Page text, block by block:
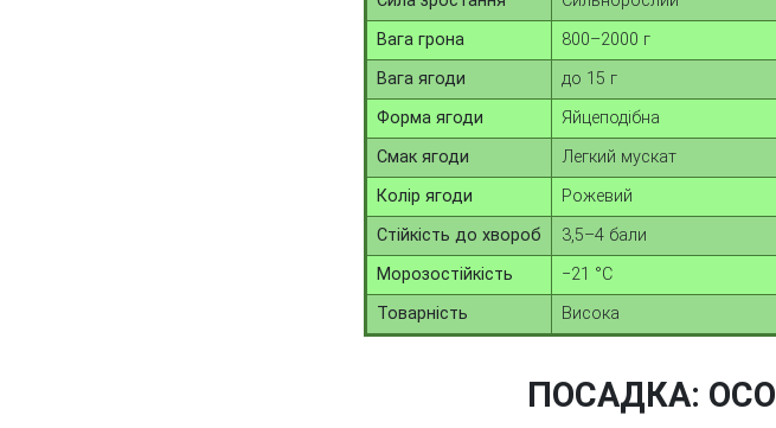
Вага грона
800–2000 г
Вага ягоди
до 15 г
Форма ягоди
Яйцеподібна
Смак ягоди
Легкий мускат
Колір ягоди
Рожевий
Стійкість до хвороб
3,5–4 бали
Морозостійкість
−21 °C
Товарність
Висока
ПОСАДКА: